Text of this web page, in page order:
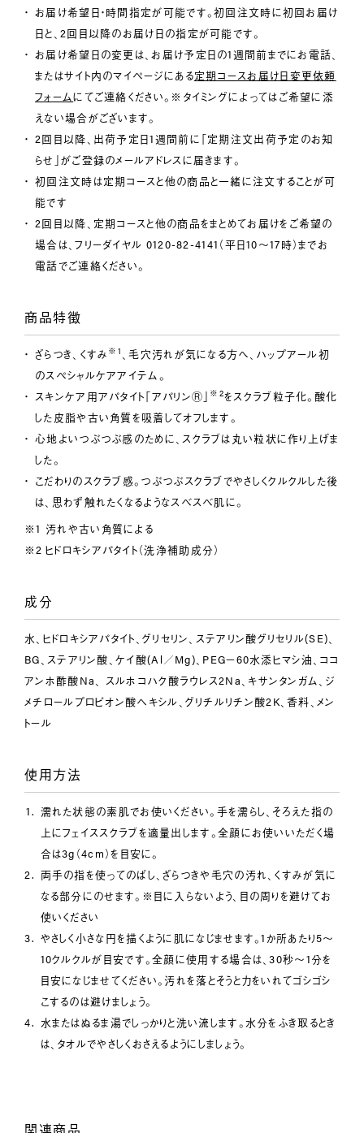
お届け希望日・時間指定が可能です。初回注文時に初回お届け
日と、2回目以降のお届け日の指定が可能です。
お届け希望日の変更は、お届け予定日の1週間前までにお電話、
またはサイト内のマイページにある定期コースお届け日変更依頼
フォームにてご連絡ください。※タイミングによってはご希望に添
えない場合がございます。
2回目以降、出荷予定日1週間前に「定期注文出荷予定のお知
らせ」がご登録のメールアドレスに届きます。
初回注文時は定期コースと他の商品と一緒に注文することが可
能です
2回目以降、定期コースと他の商品をまとめてお届けをご希望の
場合は、フリーダイヤル 0120-82-4141（平日10～17時）までお
電話でご連絡ください。
商品特徴
ざらつき、くすみ ※1、毛穴汚れが気になる方へ、ハップアール初
のスペシャルケアアイテム。
スキンケア用アパタイト「アパリンⓇ」 ※2をスクラブ粒子化。酸化
した皮脂や古い角質を吸着してオフします。
心地よいつぶつぶ感のために、スクラブは丸い粒状に作り上げま
した。
こだわりのスクラブ感。つぶつぶスクラブでやさしくクルクルした後
は、思わず触れたくなるようなスベスベ肌に。
汚れや古い角質による
ヒドロキシアパタイト（洗浄補助成分）
成分
水、ヒドロキシアパタイト、グリセリン、ステアリン酸グリセリル(SE)、
BG、ステアリン酸、ケイ酸(Al／Mg)、PEG－60水添ヒマシ油、ココ
アンホ酢酸Na、 スルホコハク酸ラウレス2Na、キサンタンガム、ジ
メチロールプロピオン酸ヘキシル、グリチルリチン酸2K、香料、メン
トール
使用方法
濡れた状態の素肌でお使いください。手を濡らし、そろえた指の
上にフェイススクラブを適量出します。全顔にお使いいただく場
合は3g（4cm）を目安に。
両手の指を使ってのばし、ざらつきや毛穴の汚れ、くすみが気に
なる部分にのせます。※目に入らないよう、目の周りを避けてお
使いください
やさしく小さな円を描くように肌になじませます。1か所あたり5～
10クルクルが目安です。全顔に使用する場合は、30秒～1分を
目安になじませてください。汚れを落とそうと力をいれてゴシゴシ
こするのは避けましょう。
水またはぬるま湯でしっかりと洗い流します。水分をふき取るとき
は、タオルでやさしくおさえるようにしましょう。